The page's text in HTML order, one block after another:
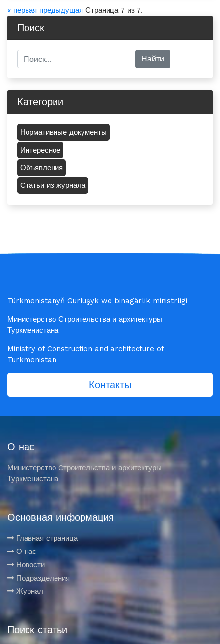
« первая предыдущая Страница 7 из 7.
Поиск
Категории
Нормативные документы
Интересное
Объявления
Статьи из журнала
Türkmenistanyň Gurluşyk we binagärlik ministrligi
Министерство Строительства и архитектуры
Туркменистана
Ministry of Construction and architecture of
Turkmenistan
Контакты
О нас
Министерство Cтроительства и архитектуры
Туркменистана
Основная информация
Главная страница
О нас
Новости
Подразделения
Журнал
Поиск статьи